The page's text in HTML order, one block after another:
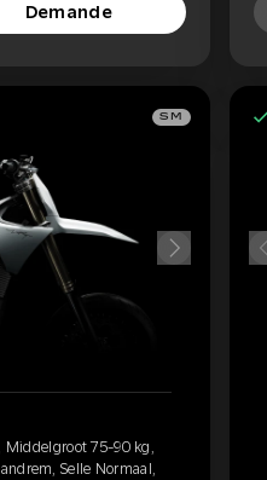
Demande
SM
Middelgroot 75-90 kg,
Selle Normaal,